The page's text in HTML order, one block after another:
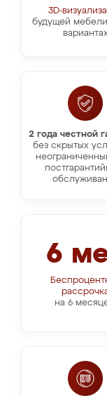
3D-
будущей
2 года честной
без скрытых
6
на 6